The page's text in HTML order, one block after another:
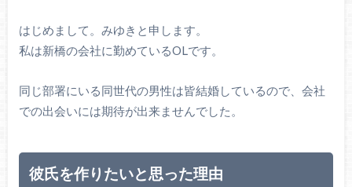
はじめまして。みゆきと申します。
私は新橋の会社に勤めているOLです。
同じ部署にいる同世代の男性は皆結婚しているので、会社
での出会いには期待が出来ませんでした。
彼氏を作りたいと思った理由